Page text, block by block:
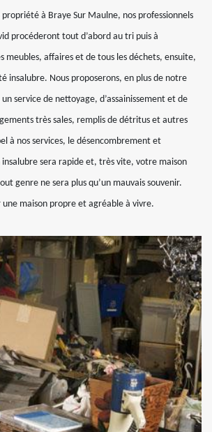
à Braye Sur Maulne, nos professionnels
procéderont tout d’abord au tri puis à
meubles, affaires et de tous les déchets, ensuite,
insalubre. Nous proposerons, en plus de notre
service de nettoyage, d’assainissement et de
très sales, remplis de détritus et autres
à nos services, le désencombrement et
sera rapide et, très vite, votre maison
genre ne sera plus qu’un mauvais souvenir.
maison propre et agréable à vivre.